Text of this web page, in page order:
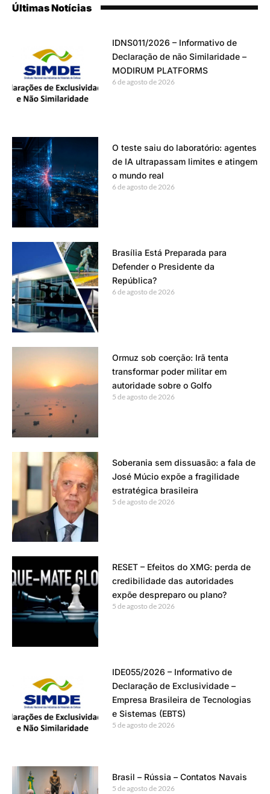
Últimas Notícias
IDNS011/2026 – Informativo de
Declaração de não Similaridade –
MODIRUM PLATFORMS
6 de agosto de 2026
O teste saiu do laboratório: agentes
de IA ultrapassam limites e atingem
o mundo real
6 de agosto de 2026
Brasília Está Preparada para
Defender o Presidente da
República?
6 de agosto de 2026
Ormuz sob coerção: Irã tenta
transformar poder militar em
autoridade sobre o Golfo
5 de agosto de 2026
Soberania sem dissuasão: a fala de
José Múcio expõe a fragilidade
estratégica brasileira
5 de agosto de 2026
RESET – Efeitos do XMG: perda de
credibilidade das autoridades
expõe despreparo ou plano?
5 de agosto de 2026
IDE055/2026 – Informativo de
Declaração de Exclusividade –
Empresa Brasileira de Tecnologias
e Sistemas (EBTS)
5 de agosto de 2026
Brasil – Rússia – Contatos Navais
5 de agosto de 2026